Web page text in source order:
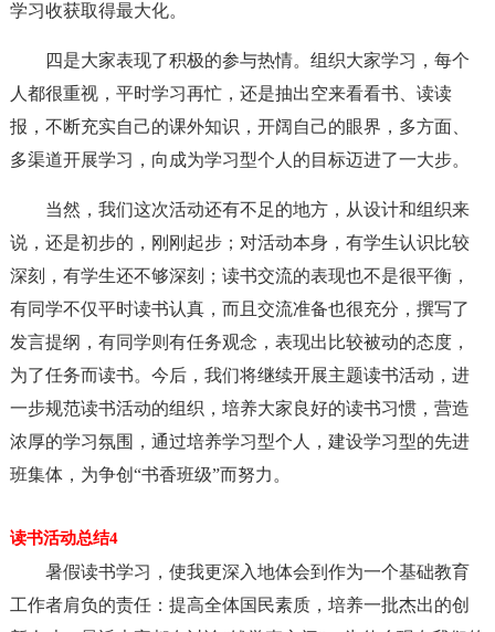
学习收获取得最大化。
四是大家表现了积极的参与热情。组织大家学习，每个
人都很重视，平时学习再忙，还是抽出空来看看书、读读
报，不断充实自己的课外知识，开阔自己的眼界，多方面、
多渠道开展学习，向成为学习型个人的目标迈进了一大步。
当然，我们这次活动还有不足的地方，从设计和组织来
说，还是初步的，刚刚起步；对活动本身，有学生认识比较
深刻，有学生还不够深刻；读书交流的表现也不是很平衡，
有同学不仅平时读书认真，而且交流准备也很充分，撰写了
发言提纲，有同学则有任务观念，表现出比较被动的态度，
为了任务而读书。今后，我们将继续开展主题读书活动，进
一步规范读书活动的组织，培养大家良好的读书习惯，营造
浓厚的学习氛围，通过培养学习型个人，建设学习型的先进
班集体，为争创“书香班级”而努力。
读书活动总结4
暑假读书学习，使我更深入地体会到作为一个基础教育
工作者肩负的责任：提高全体国民素质，培养一批杰出的创